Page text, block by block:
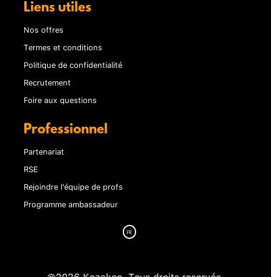
Liens utiles
Nos offres
Termes et conditions
Politique de confidentialité
Recrutement
Foire aux questions
Professionnel
Partenariat
RSE
Rejoindre l'équipe de profs
Programme ambassadeur